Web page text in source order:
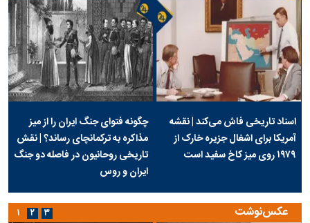
اسناد تاریخی فاش می‌کند | نقشه
آمریکا برای اشغال جزیره خارک از
۱۹۷۹ روی میز کاخ سفید است
چگونه فتوای جنگ ایران را از میز
مذاکره به ترکمانچای رساند؟ | نقش
تاریخی روحانیون در فاصله دو جنگ
ایران و روس
عکس‌نوشت ۱ ۲ ۳